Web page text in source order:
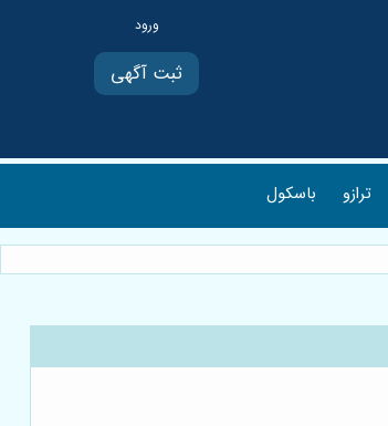
ثبت آگهی
ترازو باسکول